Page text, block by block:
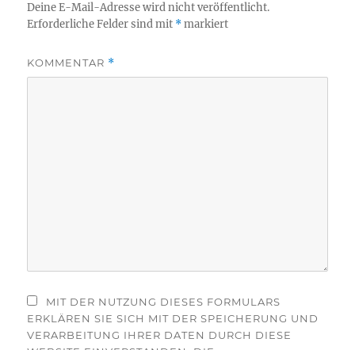
Deine E-Mail-Adresse wird nicht veröffentlicht.
Erforderliche Felder sind mit *markiert
KOMMENTAR *
MIT DER NUTZUNG DIESES FORMULARS
ERKLÄREN SIE SICH MIT DER SPEICHERUNG UND
VERARBEITUNG IHRER DATEN DURCH DIESE